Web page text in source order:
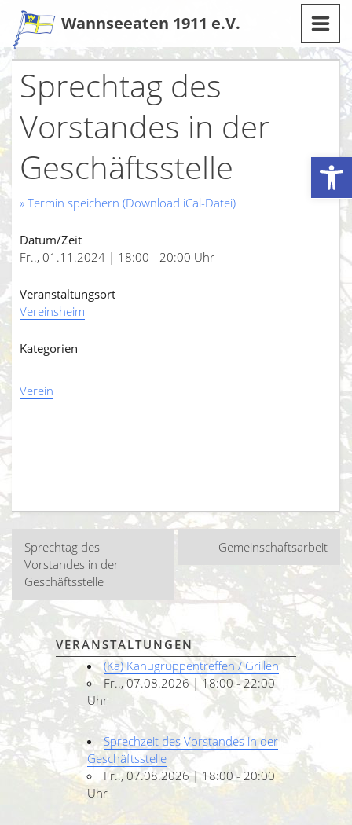
Werkzeugleiste öffnen
Zum
Inhalt
Wannseeaten 1911 e.V.
Sprechtag des
Vorstandes in der
Geschäftsstelle
» Termin speichern (Download iCal-Datei)
Datum/Zeit
Fr.., 01.11.2024 | 18:00 - 20:00 Uhr
Veranstaltungsort
Vereinsheim
Kategorien
Verein
Beitragsnavigation
Sprechtag des
Vorstandes in der
Geschäftsstelle
Gemeinschaftsarbeit
VERANSTALTUNGEN
(Ka) Kanugruppentreffen / Grillen
Fr.., 07.08.2026 | 18:00 - 22:00
Uhr
Sprechzeit des Vorstandes in der
Geschäftsstelle
Fr.., 07.08.2026 | 18:00 - 20:00
Uhr